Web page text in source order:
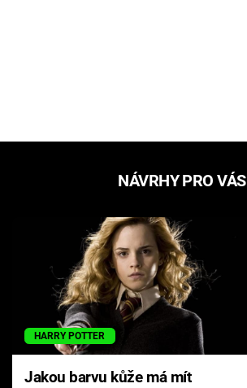
NÁVRHY PRO VÁS
HARRY POTTER
Jakou barvu kůže má mít